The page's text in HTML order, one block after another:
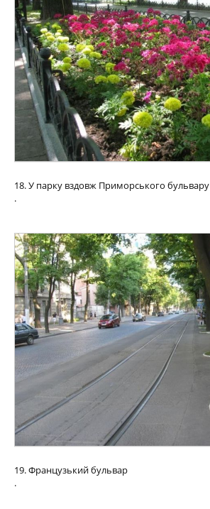
18. У парку вздовж Приморського бульвару
.
19. Французький бульвар
.